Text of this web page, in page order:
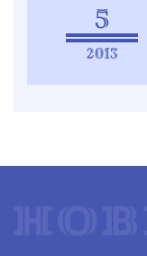
5
2013